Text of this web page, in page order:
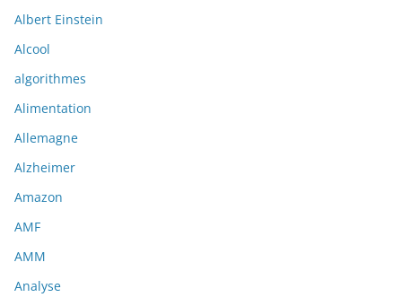
Albert Einstein
Alcool
algorithmes
Alimentation
Allemagne
Alzheimer
Amazon
AMF
AMM
Analyse